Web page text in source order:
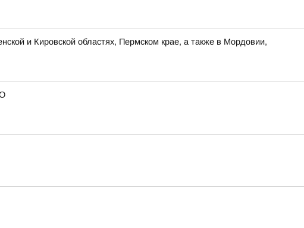
и Кировской областях, Пермском крае, а также в Мордовии,